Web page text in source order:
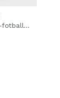
Offisielle Real Sporting de Gijón-fotballsokker for voksne